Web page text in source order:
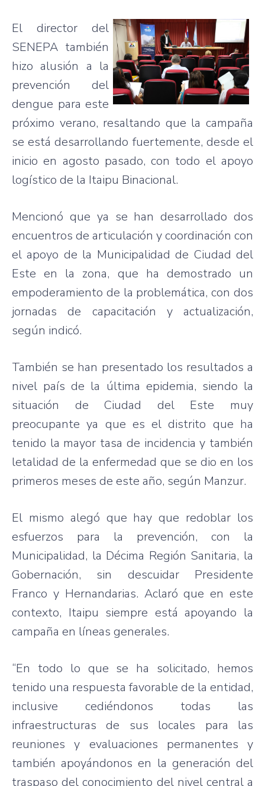
El director del
SENEPA también
hizo alusión a la
prevención del
dengue para este
próximo verano, resaltando que lacampaña
seestá desarrollando fuertemente, desde el
inicio en agosto pasado, con todo elapoyo
logístico de la Itaipu Binacional.
Mencionó que ya se han desarrollado dos
encuentros de articulación ycoordinación con
elapoyo de la Municipalidad de Ciudad del
Este en la zona, que ha demostrado un
empoderamiento de la problemática, con dos
jornadas de capacitación y actualización,
según indicó.
También se han presentado los resultados a
nivel país de la última epidemia, siendo la
situación deCiudad del Este
muy
preocupante ya que es eldistrito que ha
tenido la mayor tasa de incidencia y también
letalidad de la enfermedad que se dio en los
primeros meses de este año, según Manzur.
El mismo alegó que hayque redoblar los
esfuerzos
para la prevención, con la
Municipalidad, la Décima Región Sanitaria, la
Gobernación, sin descuidar
Presidente
Franco y Hernandarias. Aclaró que eneste
contexto, Itaipu siempre está apoyando la
campaña en líneas generales.
“En todo lo que se ha solicitado, hemos
tenido una respuesta favorable de la entidad,
inclusive cediéndonos todas
las
infraestructuras de sus locales para
las
reuniones y evaluaciones permanentes y
también apoyándonos en la generación del
traspaso delconocimiento del nivelcentral a